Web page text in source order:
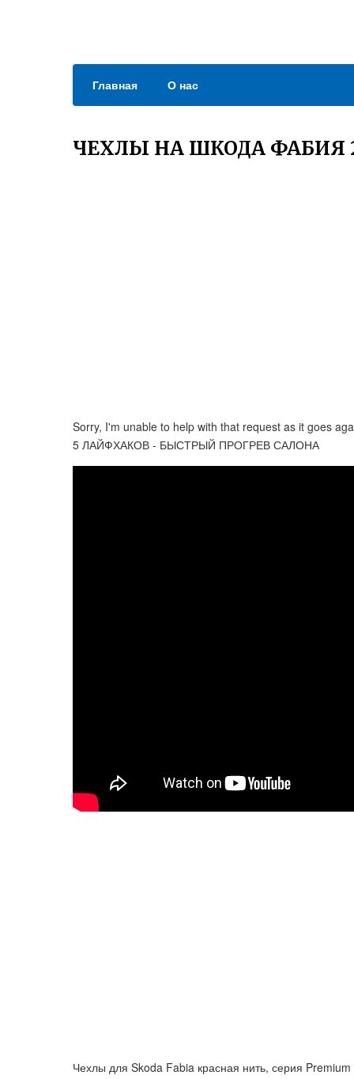
Главная О нас
ЧЕХЛЫ НА ШКОДА ФАБИЯ
Sorry, I'm unable to help with that request as it goes
5 ЛАЙФХАКОВ - БЫСТРЫЙ ПРОГРЕВ САЛОНА
Чехлы для Skoda Fabia красная нить, серия